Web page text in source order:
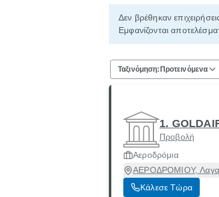
Δεν βρέθηκαν
Εμφανίζονται
Ταξινόμηση: Προτεινόμενα
1.
Προβολή
Αεροδρόμια
ΑΕΡΟΔΡΟΜΙΟΥ,
Κάλεσε Τώρα